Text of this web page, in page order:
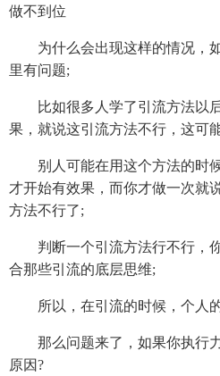
做不到位
为什么会出现这样的情况，
里有问题;
比如很多人学了引流方法以后
果，就说这引流方法不行，这可
别人可能在用这个方法的时候
才开始有效果，而你才做一次就
方法不行了;
判断一个引流方法行不行，
合那些引流的底层思维;
所以，在引流的时候，个人
那么问题来了，如果你执行力
原因?